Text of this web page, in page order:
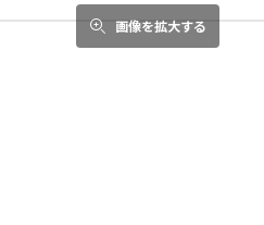
画像を拡大する